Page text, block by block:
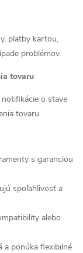
platby kartou,
problémov.
tovaru
o stave
tovaru.
s garanciou
spoľahlivosť a
alebo
a ponúka flexibilné